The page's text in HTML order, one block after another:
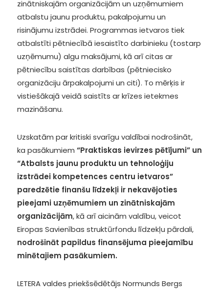
zinātniskajām organizācijām un uzņēmumiem
atbalstu jaunu produktu, pakalpojumu un
risinājumu izstrādei. Programmas ietvaros tiek
atbalstīti pētniecībā iesaistīto darbinieku (tostarp
uzņēmumu) algu maksājumi, kā arī citas ar
pētniecību saistītas darbības (pētniecisko
organizāciju ārpakalpojumi un citi). To mērķis ir
vistiešākajā veidā saistīts ar krīzes ietekmes
mazināšanu.
Uzskatām par kritiski svarīgu valdībai nodrošināt,
ka pasākumiem “Praktiskas ievirzes pētījumi” un
“Atbalsts jaunu produktu un tehnoloģiju
izstrādei kompetences centru ietvaros”
paredzētie finanšu līdzekļi ir nekavējoties
pieejami uzņēmumiem un zinātniskajām
organizācijām, kā arī aicinām valdību, veicot
Eiropas Savienības struktūrfondu līdzekļu pārdali,
nodrošināt papildus finansējuma pieejamību
minētajiem pasākumiem.
LETERA valdes priekšsēdētājs Normunds Bergs